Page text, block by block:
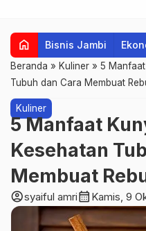
home Bisnis Jambi
Beranda » Kuliner » 5
Tubuh dan Cara Membuat
Kuliner
5 Manfaat
Kesehatan
Membuat
account_circlesyaiful amricalendar_month Kamis, 9